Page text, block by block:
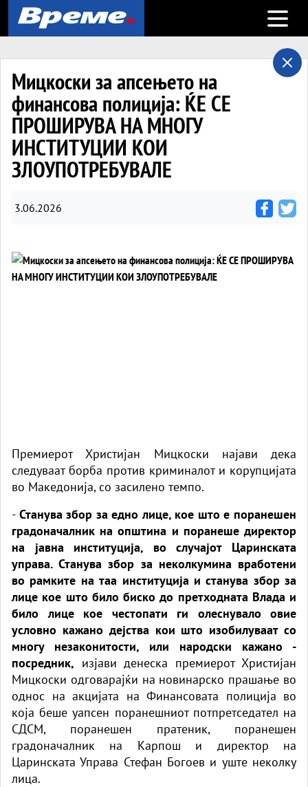
Open
Мицкоски за апсењето на
финансова полиција: ЌЕ СЕ
ПРОШИРУВА НА МНОГУ
ИНСТИТУЦИИ КОИ
ЗЛОУПОТРЕБУВАЛЕ
3.06.2026
Премиерот Христијан Мицкоски најави дека
следуваат борба против криминалот и корупцијата
во Македонија, со засилено темпо.
- Станува збор за едно лице, кое што е поранешен
градоначалник на општина и поранеше директор
на јавна институција, во случајот Царинската
управа. Станува збор за неколкумина вработени
во рамките на таа институција и станува збор за
лице кое што било биско до претходната Влада и
било лице кое честопати ги олеснувало овие
условно кажано дејства кои што изобилуваат со
многу незаконитости, или народски кажано -
посредник, изјави денеска премиерот Христијан
Мицкоски одговарајќи на новинарско прашање во
однос на акцијата на Финансовата полиција во
која беше уапсен поранешниот потпретседател на
СДСМ, поранешен пратеник, поранешен
градоначалник на Карпош и директор на
Царинската Управа Стефан Богоев и уште неколку
лица.